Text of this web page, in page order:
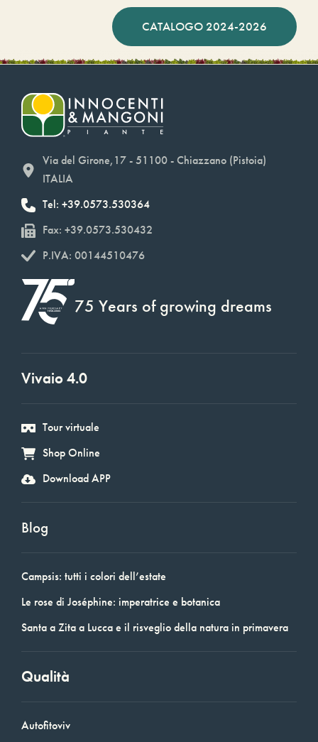
CATALOGO 2024-2026
Via del Girone,17 - 51100 - Chiazzano (Pistoia)
ITALIA
Tel: +39.0573.530364
Fax: +39.0573.530432
P.IVA: 00144510476
75 Years of growing dreams
Vivaio 4.0
Tour virtuale
Shop Online
Download APP
Blog
Campsis: tutti i colori dell’estate
Le rose di Joséphine: imperatrice e botanica
Santa a Zita a Lucca e il risveglio della natura in primavera
Qualità
Autofitoviv